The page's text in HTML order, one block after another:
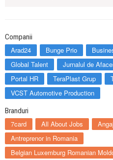
Companii
Arad24 Bunge Prio
Global Talent
Jurnalul de
Portal HR
TeraPlast Grup
VCST Automotive Production
Branduri
7card All About Jobs
Antreprenor in Romania
Belgian Luxemburg Romanian